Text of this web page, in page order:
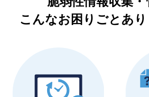
こんなお困りごとあ